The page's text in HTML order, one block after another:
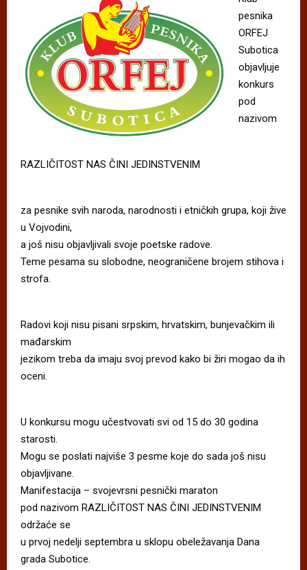
pesnika
ORFEJ
Subotica
objavljuje
konkurs
pod
nazivom
RAZLIČITOST NAS ČINI JEDINSTVENIM
za pesnike svih naroda, narodnosti i etničkih grupa, koji žive
u Vojvodini,
a još nisu objavljivali svoje poetske radove.
Teme pesama su slobodne, neograničene brojem stihova i
strofa.
Radovi koji nisu pisani srpskim, hrvatskim, bunjevačkim ili
mađarskim
jezikom treba da imaju svoj prevod kako bi žiri mogao da ih
oceni.
U konkursu mogu učestvovati svi od 15 do 30 godina
starosti.
Mogu se poslati najviše 3 pesme koje do sada još nisu
objavljivane.
Manifestacija – svojevrsni pesnički maraton
pod nazivom RAZLIČITOST NAS ČINI JEDINSTVENIM
održaće se
u prvoj nedelji septembra u sklopu obeležavanja Dana
grada Subotice.